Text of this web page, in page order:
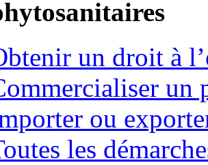
un droit à
un
ou
les